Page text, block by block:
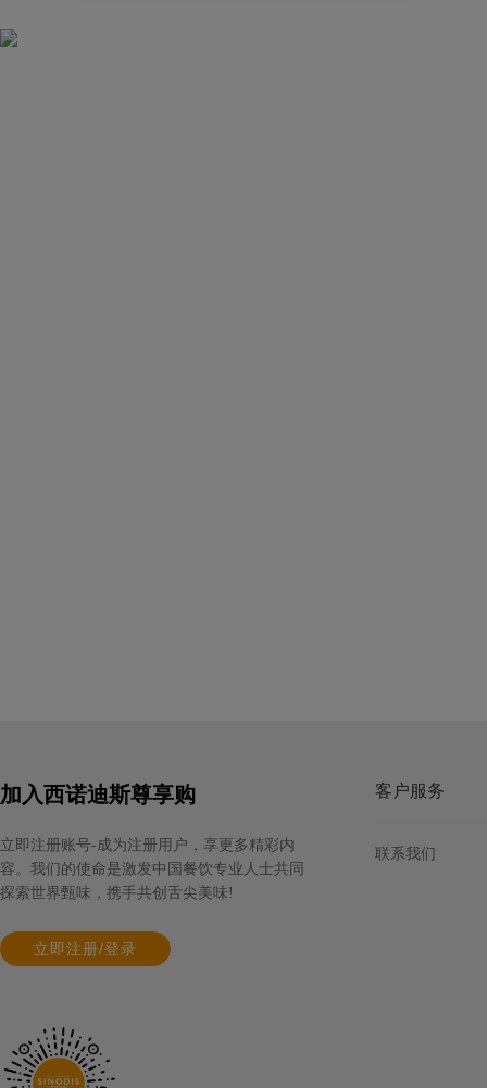
加入西诺迪斯尊享购
立即注册账号-成为注册用户，享更多精彩内
容。我们的使命是激发中国餐饮专业人士共同
探索世界甄味，携手共创舌尖美味!
立即注册/登录
客户服务
联系我们